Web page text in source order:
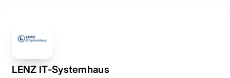
LENZ IT-Systemhaus